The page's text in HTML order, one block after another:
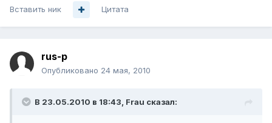
Вставить ник Цитата
rus-p
Опубликовано 24 мая, 2010
В 23.05.2010 в 18:43, Frau сказал: